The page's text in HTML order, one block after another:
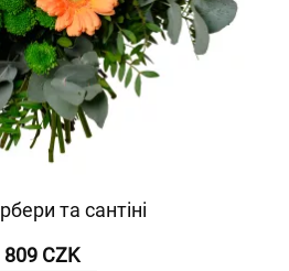
та сантіні
809 CZK